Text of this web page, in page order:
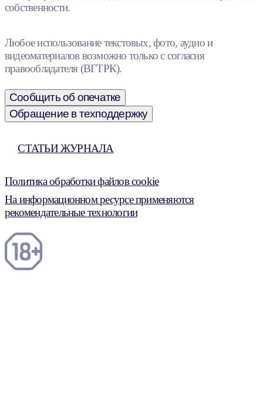
собственности.
Любое использование текстовых, фото, аудио и
видеоматериалов возможно только с согласия
правообладателя (ВГТРК).
Сообщить об опечатке
Обращение в техподдержку
СТАТЬИ ЖУРНАЛА
Политика обработки файлов cookie
На информационном ресурсе применяются
рекомендательные технологии